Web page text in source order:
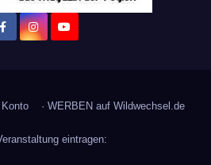
· WERBEN auf Wildwechsel.de
eintragen: